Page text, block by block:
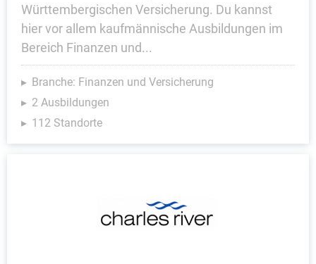
Württembergischen Versicherung. Du kannst
hier vor allem kaufmännische Ausbildungen im
Bereich Finanzen und...
Branche: Finanzen und Versicherung
2 Ausbildungen
112 Standorte